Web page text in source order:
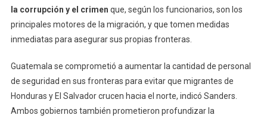
la corrupción y el crimen que, según los funcionarios, son los
principales motores de la migración, y que tomen medidas
inmediatas para asegurar sus propias fronteras.
Guatemala se comprometió a aumentar la cantidad de personal
de seguridad en sus fronteras para evitar que migrantes de
Honduras y El Salvador crucen hacia el norte, indicó Sanders.
Ambos gobiernos también prometieron profundizar la